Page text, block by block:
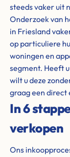
steeds vaker uit
Onderzoek van
in Friesland
op particuliere
woningen en
segment. Heeft
wilt u deze
graag een direct
In 6
verkopen
Ons